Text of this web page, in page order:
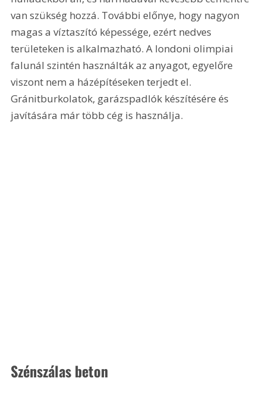
van szükség hozzá. További előnye, hogy nagyon
magas a víztaszító képessége, ezért nedves
területeken is alkalmazható. A londoni olimpiai
falunál szintén használták az anyagot, egyelőre
viszont nem a házépítéseken terjedt el.
Gránitburkolatok, garázspadlók készítésére és
javítására már több cég is használja.
Szénszálas beton